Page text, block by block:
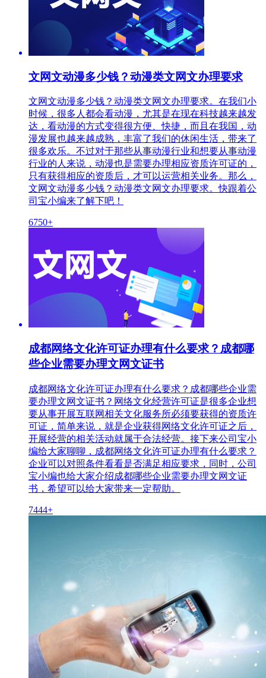
文网文动漫多少钱？动漫类文网文办理要求
文网文动漫多少钱？动漫类文网文办理要求。在我们小
时候，很多人都会看动漫，尤其是在现在科技越来越发
达，看动漫的方式变得很方便、快捷，而且在我国，动
漫发展也越来越成熟，丰富了我们的休闲生活，带来了
很多欢乐。不过对于那些从事动漫行业和想要从事动漫
行业的人来说，动漫也是需要办理相应资质许可证的，
只有获得相应的资质后，才可以运营相关业务。那么，
文网文动漫多少钱？动漫类文网文办理要求。快跟着公
司宝小编来了解下吧！
6750+
成都网络文化许可证办理有什么要求？成都哪
些企业需要办理文网文证书
成都网络文化许可证办理有什么要求？成都哪些企业需
要办理文网文证书？网络文化经营许可证是很多企业想
要从事开展互联网相关文化服务所必须要获得的资质许
可证，简单来说，就是企业获得网络文化许可证之后，
开展经营的相关活动就属于合法经营。接下来公司宝小
编给大家聊聊，成都网络文化许可证办理有什么要求？
企业可以对照条件看看是否满足相应要求，同时，公司
宝小编也给大家介绍成都哪些企业需要办理文网文证
书，希望可以给大家带来一定帮助。
7444+